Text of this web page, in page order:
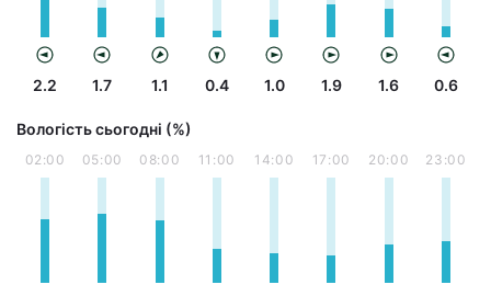
2.2 1.7 1.1 0.4 1.0 1.9 1.6 0.6
Вологість сьогодні (%)
02:00 05:00 08:00 11:00 14:00 17:00 20:00 23:00